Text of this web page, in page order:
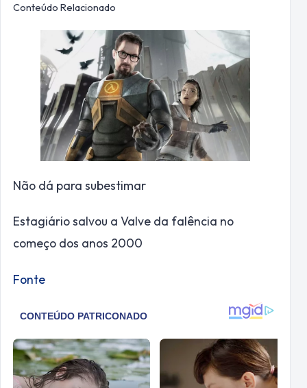
Conteúdo Relacionado
Não dá para subestimar
Estagiário salvou a Valve da falência no
começo dos anos 2000
Fonte